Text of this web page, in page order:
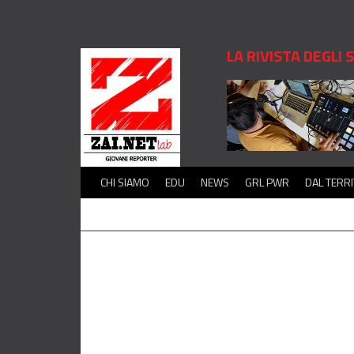
LA RIVISTA DEGLI
CHI SIAMO EDU NEWS GRL PWR DAL